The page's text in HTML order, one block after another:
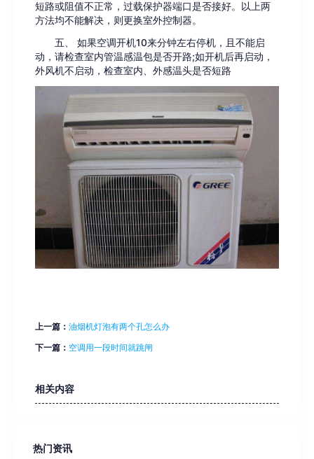
短路或阻值不正常，过载保护器端口是否接好。以上两
方法均不能解决，则更换室外控制器。
五、 如果空调开机10来分钟左右停机，且不能启
动，请检查室内管温感温包是否开路;如开机后再启动，
外风机不启动，检查室内、外感温头是否短路
上一篇： 油烟机灯泡有两个孔怎么办
下一篇： 空调用一段时间就跳闸
相关内容
热门资讯